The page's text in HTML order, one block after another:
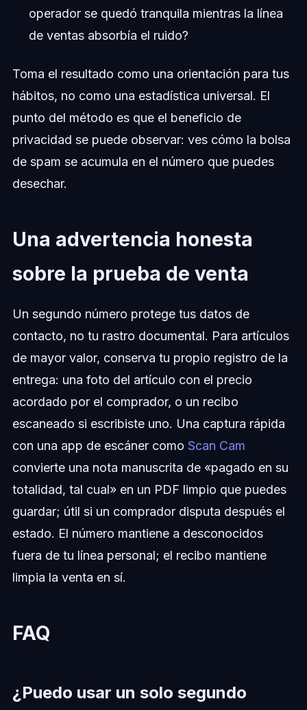
operador se quedó tranquila mientras la línea
de ventas absorbía el ruido?
Toma el resultado como una orientación para tus
hábitos, no como una estadística universal. El
punto del método es que el beneficio de
privacidad se puede observar: ves cómo la bolsa
de spam se acumula en el número que puedes
desechar.
Una advertencia honesta
sobre la prueba de venta
Un segundo número protege tus datos de
contacto, no tu rastro documental. Para artículos
de mayor valor, conserva tu propio registro de la
entrega: una foto del artículo con el precio
acordado por el comprador, o un recibo
escaneado si escribiste uno. Una captura rápida
con una app de escáner como Scan Cam
convierte una nota manuscrita de «pagado en su
totalidad, tal cual» en un PDF limpio que puedes
guardar; útil si un comprador disputa después el
estado. El número mantiene a desconocidos
fuera de tu línea personal; el recibo mantiene
limpia la venta en sí.
FAQ
¿Puedo usar un solo segundo